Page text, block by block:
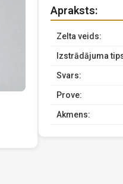
Apraksts:
Zelta veids:
Izstrādājuma
Svars:
Prove:
Akmens: